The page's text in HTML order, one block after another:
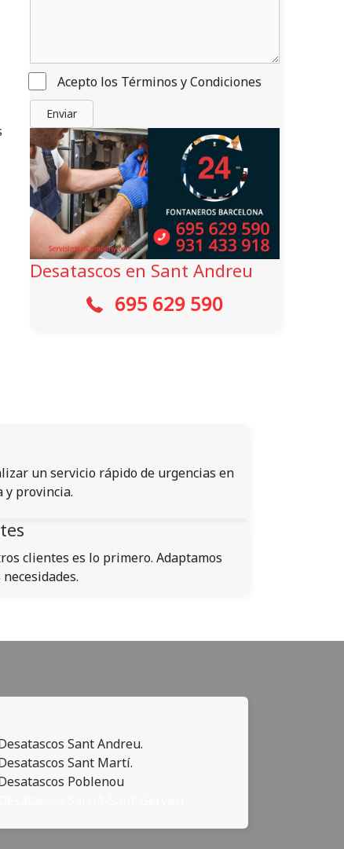
Acepto los Términos y Condiciones
Enviar
Desatascos en Sant Andreu
695 629 590
un servicio rápido de urgencias en
y provincia.
clientes es lo primero. Adaptamos
Sant Andreu.
Sant Martí.
Poblenou